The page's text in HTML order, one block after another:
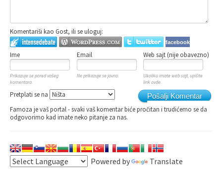
Komentariši kao Gost, ili se uloguj:
facebook
Ime Email Web sajt (nije obavezno)
Prikazuje se pored vašeg
komentara.
Ne prikazuje se javno.
Ukoliko imate web sajt, upišite
link ovde.
Pošalji Komentar
Pretplati se na
Famoza je vaš portal - svaki vaš komentar biće pročitan i trudićemo se da
odgovorimo kad imate neko pitanje za nas.
Powered by Translate